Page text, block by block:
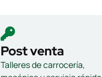
Post venta
Talleres de carrocería,